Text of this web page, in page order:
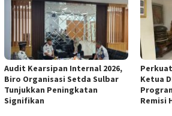
Audit Kearsipan Internal 2026,
Biro Organisasi Setda Sulbar
Tunjukkan Peningkatan
Signifikan
Ketua
Remisi